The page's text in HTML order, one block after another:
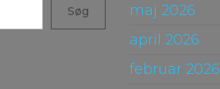
Søg
maj 2026
april 2026
februar 2026